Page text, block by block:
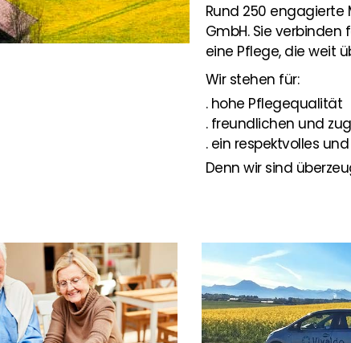
Rund 250 engagierte
GmbH. Sie
eine Pflege, die weit
Wir stehen für:
. hohe Pflegequalität
. freundlichen und
. ein respektvolles
Denn wir sind